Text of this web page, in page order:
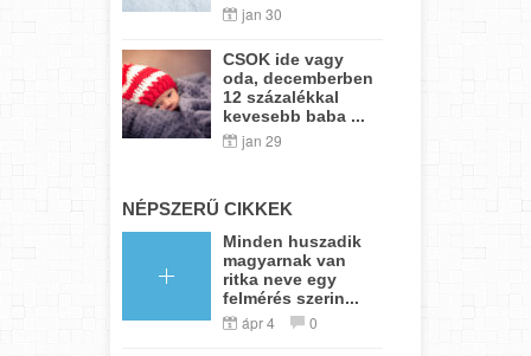
jan 30
CSOK ide vagy
oda, decemberben
12 százalékkal
kevesebb baba ...
jan 29
NÉPSZERŰ CIKKEK
Minden huszadik
magyarnak van
ritka neve egy
felmérés szerin...
ápr 4 0